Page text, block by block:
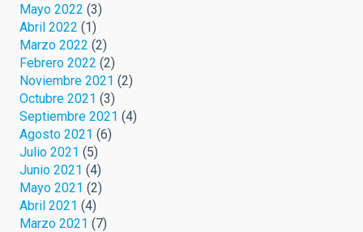
Mayo 2022 (3)
Abril 2022 (1)
Marzo 2022 (2)
Febrero 2022 (2)
Noviembre 2021 (2)
Octubre 2021 (3)
Septiembre 2021 (4)
Agosto 2021 (6)
Julio 2021 (5)
Junio 2021 (4)
Mayo 2021 (2)
Abril 2021 (4)
Marzo 2021 (7)